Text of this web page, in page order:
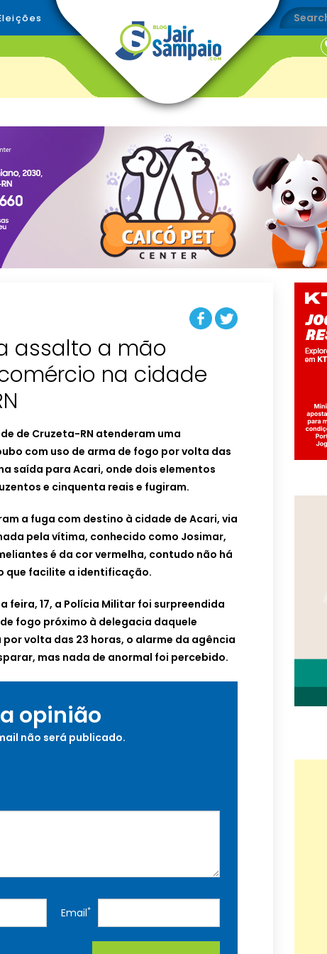
assalto a mão
na cidade
de Cruzeta-RN atenderam uma
com uso de arma de fogo por volta das
saída para Acari, onde dois elementos
e cinquenta reais e fugiram.
a fuga com destino à cidade de Acari, via
pela vítima, conhecido como Josimar,
é da cor vermelha, contudo não há
que facilite a identificação.
feira, 17, a Polícia Militar foi surpreendida
fogo próximo à delegacia daquele
volta das 23 horas, o alarme da agência
mas nada de anormal foi percebido.
opinião
não será publicado.
Email*